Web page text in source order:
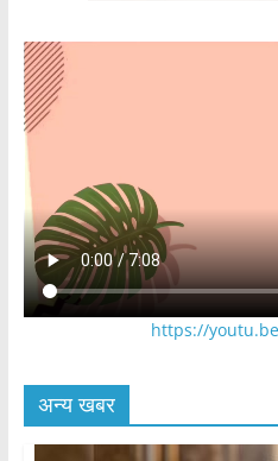
https://
अन्य खबर